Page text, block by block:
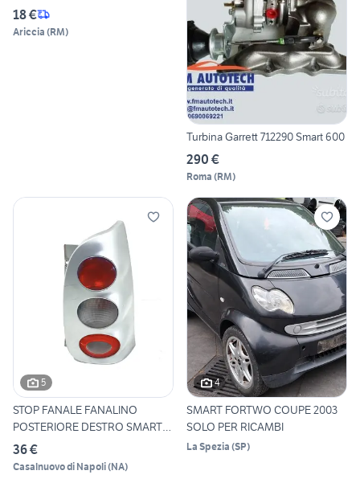
18 €
Ariccia (RM)
Turbina Garrett 712290 Smart 600
290 €
Roma (RM)
5
STOP FANALE FANALINO
POSTERIORE DESTRO SMART
Fortw
36 €
Casalnuovo di Napoli(NA)
4
SMART FORTWO COUPE 2003
SOLO PER RICAMBI
La Spezia (SP)